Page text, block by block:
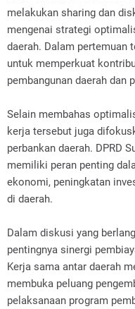
melakukan sharing dan
mengenai strategi
daerah. Dalam pertemuan
untuk memperkuat
pembangunan daerah dan
Selain membahas
kerja tersebut juga
perbankan daerah. DPRD
memiliki peran penting
ekonomi, peningkatan
di daerah.
Dalam diskusi yang
pentingnya sinergi
Kerja sama antar daerah
membuka peluang
pelaksanaan program